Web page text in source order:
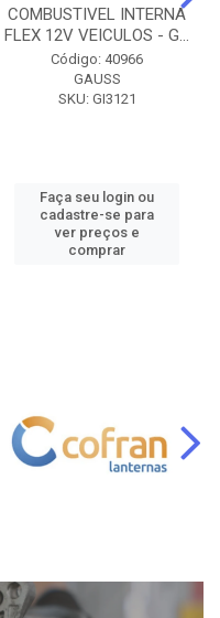
COMBUSTIVEL INTERNA
FLEX 12V VEICULOS - G...
Código: 40966
GAUSS
SKU: GI3121
Faça seu login ou
cadastre-se para
ver preços e
comprar